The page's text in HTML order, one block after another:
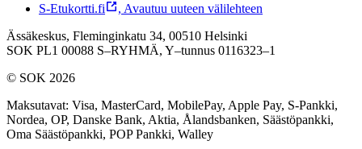
S-Etukortti.fi
, Avautuu uuteen välilehteen
Ässäkeskus, Fleminginkatu 34, 00510 Helsinki
SOK PL1 00088 S–RYHMÄ, Y–tunnus 0116323–1
© SOK 2026
Maksutavat: Visa, MasterCard, MobilePay, Apple Pay, S-Pankki,
Nordea, OP, Danske Bank, Aktia, Ålandsbanken, Säästöpankki,
Oma Säästöpankki, POP Pankki, Walley